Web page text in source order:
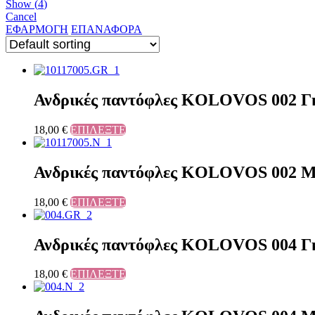
Show (4)
Cancel
ΕΦΑΡΜΟΓΗ ΕΠΑΝΑΦΟΡΑ
Ανδρικές παντόφλες KOLOVOS 002
18,00 € ΕΠΙΛΕΞΤΕ
Ανδρικές παντόφλες KOLOVOS 002
18,00 € ΕΠΙΛΕΞΤΕ
Ανδρικές παντόφλες KOLOVOS 004
18,00 € ΕΠΙΛΕΞΤΕ